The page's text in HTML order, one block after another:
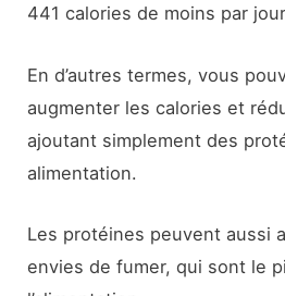
441 calories de moins par
En d’autres termes, vous
augmenter les calories et
ajoutant simplement des
alimentation.
Les protéines peuvent aussi
envies de fumer, qui sont le